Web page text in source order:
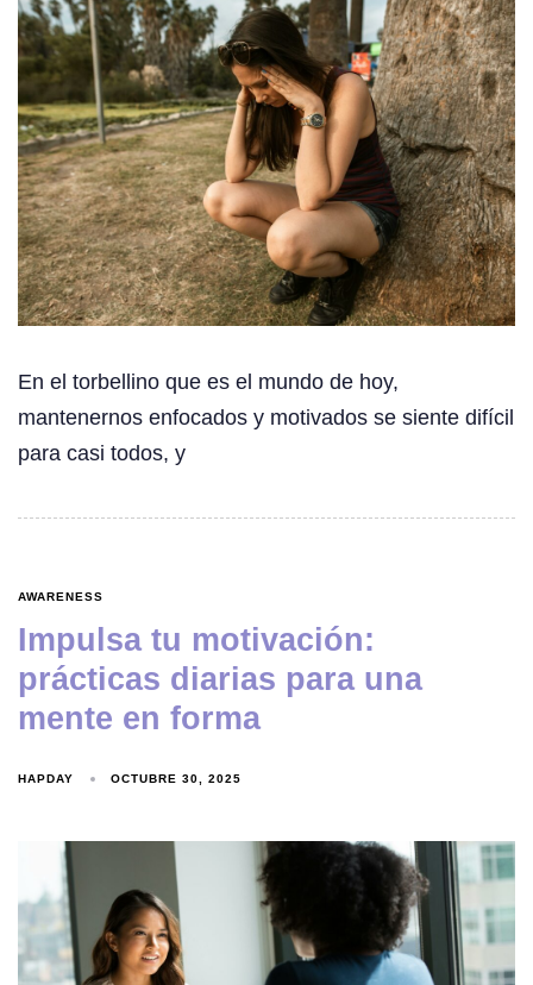
En el torbellino que es el mundo de hoy,
mantenernos enfocados y motivados se siente difícil
para casi todos, y
AWARENESS
Impulsa tu motivación:
prácticas diarias para una
mente en forma
HAPDAY OCTUBRE 30, 2025